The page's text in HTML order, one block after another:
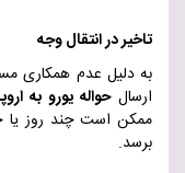
تاخیر در انتقال وجه
به دلیل عدم همکاری
ارسالحواله‌ یورو به
ممکن است چند روز
برسد.